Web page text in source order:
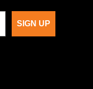
SIGN UP